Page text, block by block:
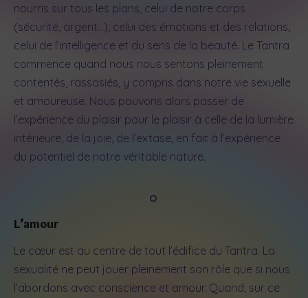
nourris sur tous les plans, celui de notre corps
(sécurité, argent…), celui des émotions et des relations,
celui de l’intelligence et du sens de la beauté. Le Tantra
commence quand nous nous sentons pleinement
contentés, rassasiés, y compris dans notre vie sexuelle
et amoureuse. Nous pouvons alors passer de
l’expérience du plaisir pour le plaisir à celle de la lumière
intérieure, de la joie, de l’extase, en fait à l’expérience
du potentiel de notre véritable nature.
L’amour
Le cœur est au centre de tout l’édifice du Tantra. La
sexualité ne peut jouer pleinement son rôle que si nous
l’abordons avec conscience et amour. Quand, sur ce